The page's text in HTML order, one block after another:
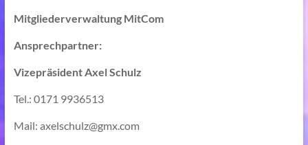
Mitgliederverwaltung MitCom
Ansprechpartner:
Vizepräsident Axel Schulz
Tel.: 0171 9936513
Mail: axelschulz@gmx.com